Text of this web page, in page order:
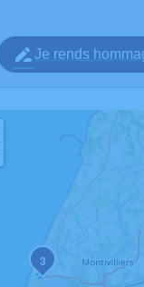
Je rends
3